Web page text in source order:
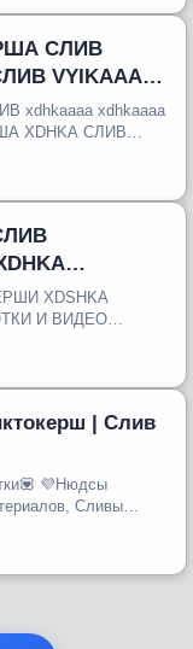
СЛИВ
VYIKAAA
xdhkaaaa xdhkaaaa
XDHKA СЛИВ
СЛИВАТОР ...
НЮДСЫ
СЛИВ
XDSHKA
И ВИДЕО
СЛИВ
| Слив
💜Нюдсы
Сливы